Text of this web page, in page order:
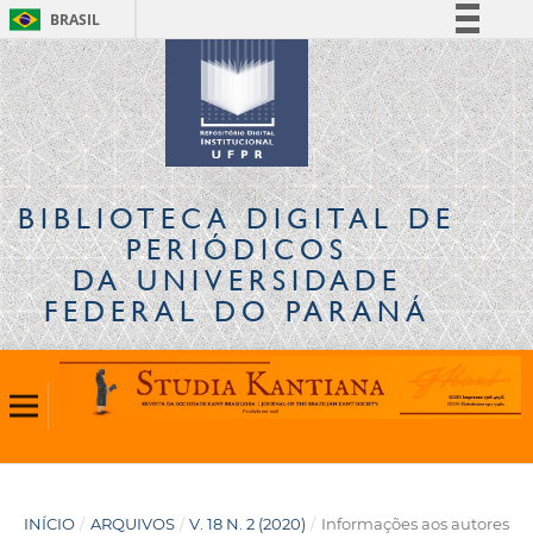
BRASIL
Simplifique!
Comunica BR
Participe
Acesso à informação
Legislação
Canais
BIBLIOTECA DIGITALDE
PERIÓDICOS
DA UNIVERSIDADE
FEDERAL DO PARANÁ
INÍCIO / ARQUIVOS / V. 18 N. 2 (2020) / Informações aos autores